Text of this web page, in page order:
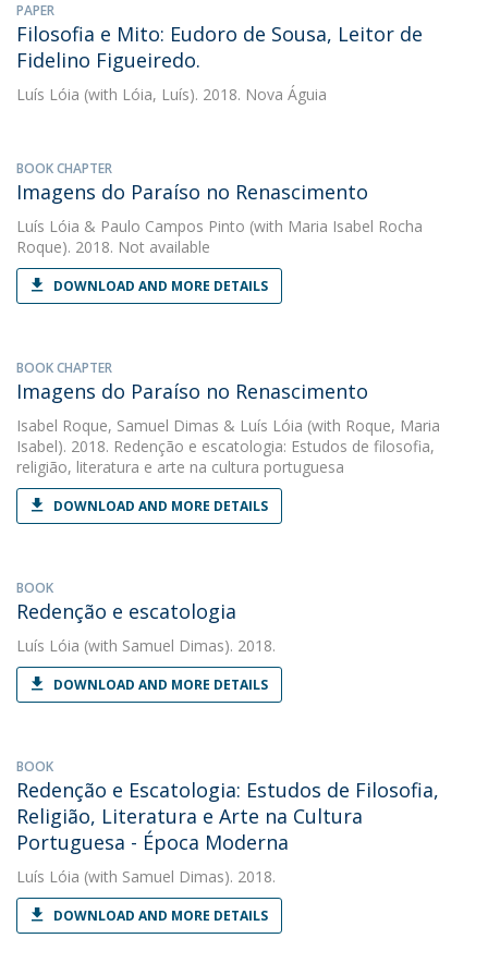
PAPER
Filosofia e Mito: Eudoro de Sousa, Leitor de
Fidelino Figueiredo.
Luís Lóia (with Lóia, Luís). 2018. Nova Águia
BOOK CHAPTER
Imagens do Paraíso no Renascimento
Luís Lóia & Paulo Campos Pinto (with Maria Isabel Rocha
Roque). 2018. Not available
DOWNLOAD AND MORE DETAILS
BOOK CHAPTER
Imagens do Paraíso no Renascimento
Isabel Roque, Samuel Dimas & Luís Lóia (with Roque, Maria
Isabel). 2018. Redenção e escatologia: Estudos de filosofia,
religião, literatura e arte na cultura portuguesa
DOWNLOAD AND MORE DETAILS
BOOK
Redenção e escatologia
Luís Lóia (with Samuel Dimas). 2018.
DOWNLOAD AND MORE DETAILS
BOOK
Redenção e Escatologia: Estudos de Filosofia,
Religião, Literatura e Arte na Cultura
Portuguesa - Época Moderna
Luís Lóia (with Samuel Dimas). 2018.
DOWNLOAD AND MORE DETAILS